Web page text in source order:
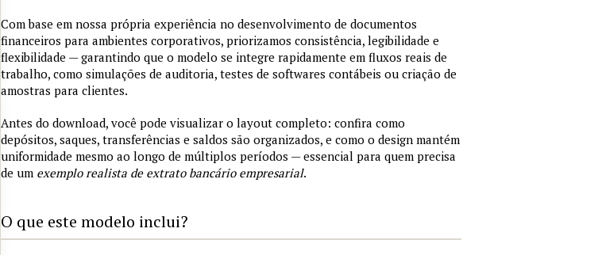
Com base em nossa própria experiência no desenvolvimento de documentos
financeiros para ambientes corporativos, priorizamos consistência, legibilidade e
flexibilidade — garantindo que o modelo se integre rapidamente em fluxos reais de
trabalho, como simulações de auditoria, testes de softwares contábeis ou criação de
amostras para clientes.
Antes do download, você pode visualizar o layout completo: confira como
depósitos, saques, transferências e saldos são organizados, e como o design mantém
uniformidade mesmo ao longo de múltiplos períodos — essencial para quem precisa
de um exemplo realista de extrato bancário empresarial.
O que este modelo inclui?